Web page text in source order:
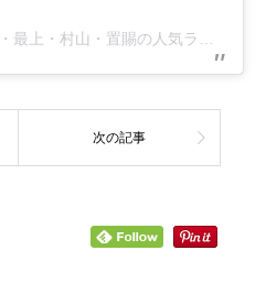
次の記事